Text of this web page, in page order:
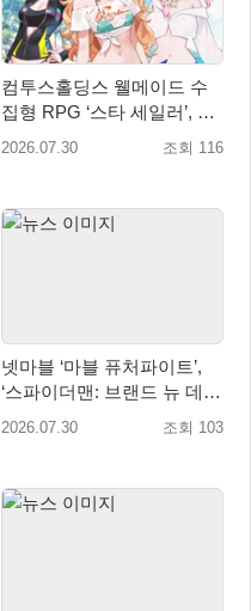
컴투스홀딩스 웰메이드 수
집형 RPG ‘스타 세일러’, 여
름맞이 대규모 업데이트
2026.07.30 조회 116
넷마블 ‘마블 퓨처파이트’,
‘스파이더맨: 브랜드 뉴 데
이’ 업데이트…美 코믹콘 참
2026.07.30 조회 103